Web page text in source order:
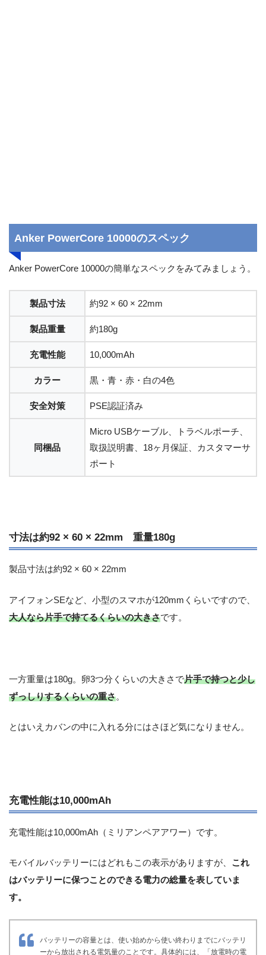
Anker PowerCore 10000のスペック
Anker PowerCore 10000の簡単なスペックをみてみましょう。
製品寸法 約92 × 60 × 22mm
製品重量 約180g
充電性能 10,000mAh
カラー 黒・青・赤・白の4色
安全対策 PSE認証済み
同梱品
Micro USBケーブル、トラベルポーチ、
取扱説明書、18ヶ月保証、カスタマーサ
ポート
寸法は約92 × 60 × 22mm 重量180g
製品寸法は約92 × 60 × 22mm
アイフォンSEなど、小型のスマホが120mmくらいですので、
大人なら片手で持てるくらいの大きさです。
一方重量は180g。卵3つ分くらいの大きさで片手で持つと少し
ずっしりするくらいの重さ。
とはいえカバンの中に入れる分にはさほど気になりません。
充電性能は10,000mAh
充電性能は10,000mAh（ミリアンペアアワー）です。
モバイルバッテリーにはどれもこの表示がありますが、 これ
はバッテリーに保つことのできる電力の総量を表していま
す。
バッテリーの容量とは、使い始めから使い終わりまでにバッテリ
ーから放出される電気量のことです。具体的には、「放電時の電